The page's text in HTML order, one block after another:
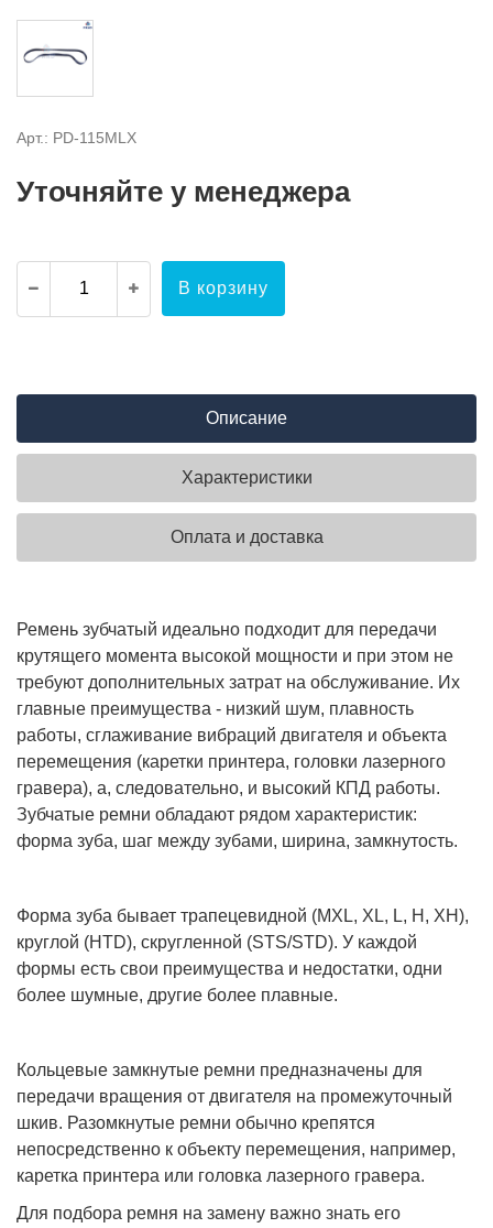
Арт.: PD-115MLX
Уточняйте у менеджера
В корзину
Описание
Характеристики
Оплата и доставка
Ремень зубчатый идеально подходит для передачи
крутящего момента высокой мощности и при этом не
требуют дополнительных затрат на обслуживание. Их
главные преимущества - низкий шум, плавность
работы, сглаживание вибраций двигателя и объекта
перемещения (каретки принтера, головки лазерного
гравера), а, следовательно, и высокий КПД работы.
Зубчатые ремни обладают рядом характеристик:
форма зуба, шаг между зубами, ширина, замкнутость.
Форма зуба бывает трапецевидной (MXL, XL, L, H, XH),
круглой (HTD), скругленной (STS/STD). У каждой
формы есть свои преимущества и недостатки, одни
более шумные, другие более плавные.
Кольцевые замкнутые ремни предназначены для
передачи вращения от двигателя на промежуточный
шкив. Разомкнутые ремни обычно крепятся
непосредственно к объекту перемещения, например,
каретка принтера или головка лазерного гравера.
Для подбора ремня на замену важно знать его